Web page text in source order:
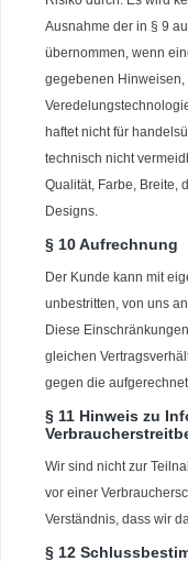
Ausnahme der in § 9
übernommen, wenn
gegebenen
haftet nicht für
technisch nicht
Qualität, Farbe, Breite,
Designs.
§ 10 Aufrechnung
Der Kunde kann mit
unbestritten, von uns
Diese
gleichen
gegen die
§ 11 Hinweis zu
Wir sind nicht zur
vor einer
Verständnis, dass wir
§ 12